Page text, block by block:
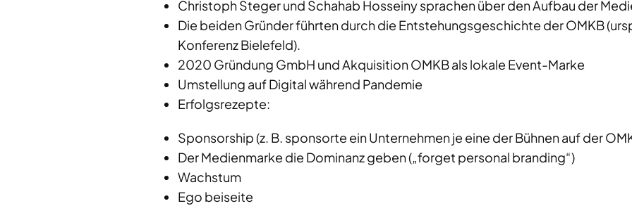
Christoph Steger und Schahab Hosseiny sprachen über den Aufbau der
Die beiden Gründer führten durch die Entstehungsgeschichte der OMKB
Konferenz Bielefeld).
2020 Gründung GmbH und Akquisition OMKB als lokale Event-Marke
Umstellung auf Digital während Pandemie
Erfolgsrezepte:
Sponsorship (z. B. sponsorte ein Unternehmen je eine der Bühnen auf der
Der Medienmarke die Dominanz geben („forget personal branding“)
Wachstum
Ego beiseite